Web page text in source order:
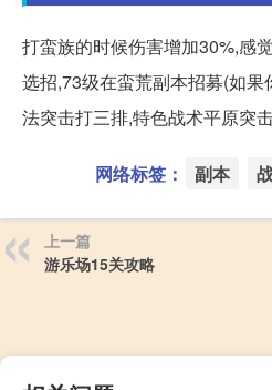
打蛮族的时候伤害增加30%,感
选招,73级在蛮荒副本招募(如
法突击打三排,特色战术平原突
网络标签： 副本
上一篇
游乐场15关攻略